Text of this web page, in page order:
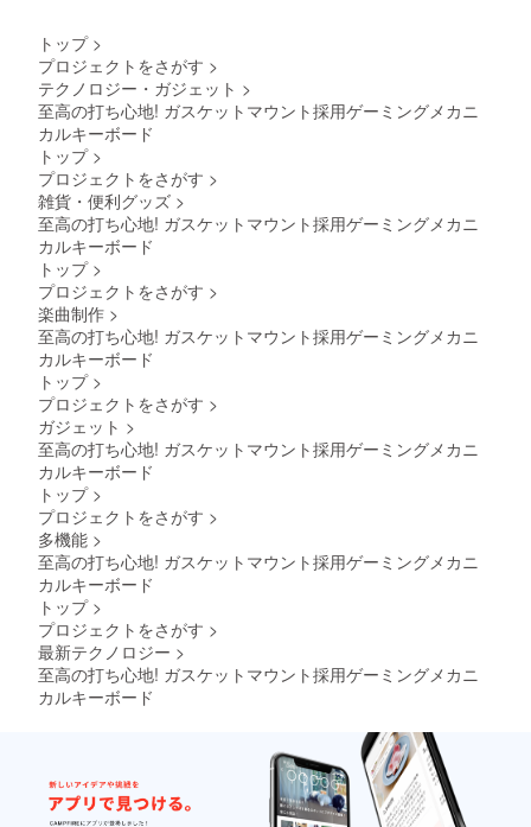
トップ >
プロジェクトをさがす >
テクノロジー・ガジェット >
至高の打ち心地! ガスケットマウント採用ゲーミングメカニ
カルキーボード
トップ >
プロジェクトをさがす >
雑貨・便利グッズ >
至高の打ち心地! ガスケットマウント採用ゲーミングメカニ
カルキーボード
トップ >
プロジェクトをさがす >
楽曲制作 >
至高の打ち心地! ガスケットマウント採用ゲーミングメカニ
カルキーボード
トップ >
プロジェクトをさがす >
ガジェット >
至高の打ち心地! ガスケットマウント採用ゲーミングメカニ
カルキーボード
トップ >
プロジェクトをさがす >
多機能 >
至高の打ち心地! ガスケットマウント採用ゲーミングメカニ
カルキーボード
トップ >
プロジェクトをさがす >
最新テクノロジー >
至高の打ち心地! ガスケットマウント採用ゲーミングメカニ
カルキーボード